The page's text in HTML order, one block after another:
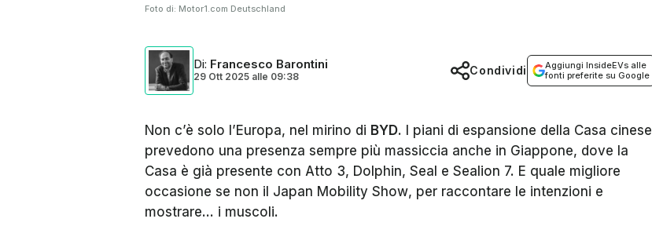
Foto di: Motor1.com Deutschland
Di: Francesco Barontini
29 Ott 2025 alle 09:38
Aggiungi InsideEVs alle
fonti preferite su Google
Condividi
Non c’è solo l’Europa, nel mirino di BYD. I piani di espansione della Casa cinese
prevedono una presenza sempre più massiccia anche in Giappone, dove la
Casa è già presente con Atto 3, Dolphin, Seal e Sealion 7. E quale migliore
occasione se non il Japan Mobility Show, per raccontare le intenzioni e
mostrare… i muscoli.